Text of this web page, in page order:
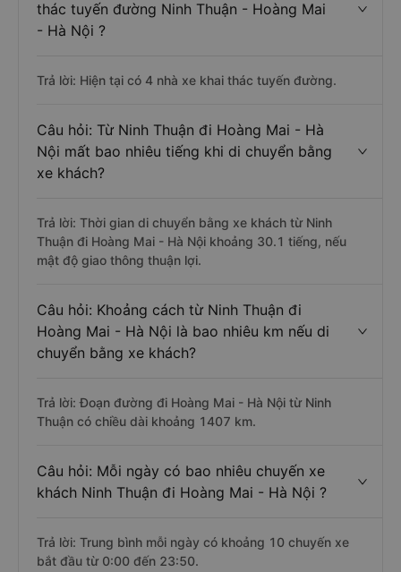
thác tuyến đường Ninh Thuận - Hoàng Mai
- Hà Nội ?
Trả lời: Hiện tại có 4 nhà xe khai thác tuyến đường.
Câu hỏi: Từ Ninh Thuận đi Hoàng Mai - Hà
Nội mất bao nhiêu tiếng khi di chuyển bằng
xe khách?
Trả lời: Thời gian di chuyển bằng xe khách từ Ninh
Thuận đi Hoàng Mai - Hà Nội khoảng 30.1 tiếng, nếu
mật độ giao thông thuận lợi.
Câu hỏi: Khoảng cách từ Ninh Thuận đi
Hoàng Mai - Hà Nội là bao nhiêu km nếu di
chuyển bằng xe khách?
Trả lời: Đoạn đường đi Hoàng Mai - Hà Nội từ Ninh
Thuận có chiều dài khoảng 1407 km.
Câu hỏi: Mỗi ngày có bao nhiêu chuyến xe
khách Ninh Thuận đi Hoàng Mai - Hà Nội ?
Trả lời: Trung bình mỗi ngày có khoảng 10 chuyến xe
bắt đầu từ 0:00 đến 23:50.